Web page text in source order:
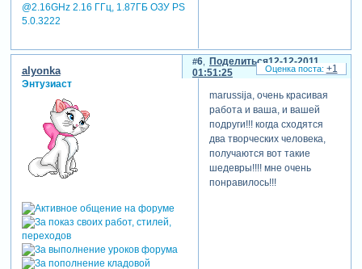
@2.16GHz 2.16 ГГц, 1.87ГБ OЗУ PS
5.0.3222
Поделиться
6
12-12-2011
01:51:25
alyonka
Энтузиаст
marussija, очень красивая
работа и ваша, и вашей
подруги!!! когда сходятся
два творческих человека,
получаются вот такие
шедевры!!!! мне очень
понравилось!!!
+1